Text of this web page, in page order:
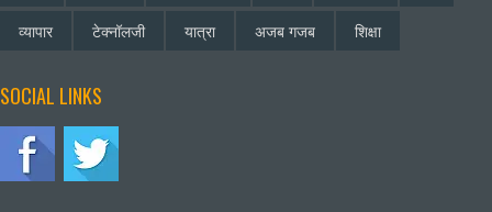
व्यापार
टेक्नॉलजी यात्रा अजब गजब शिक्षा
SOCIAL LINKS